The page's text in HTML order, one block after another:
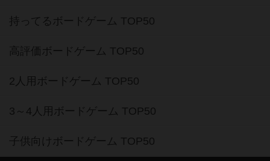
持ってるボードゲーム TOP50
高評価ボードゲーム TOP50
2人用ボードゲーム TOP50
3～4人用ボードゲーム TOP50
子供向けボードゲーム TOP50